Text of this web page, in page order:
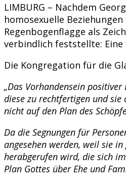
LIMBURG – Nachdem
homosexuelle
Regenbogenflagge als
verbindlich feststellte: Eine
Die Kongregation für die
„Das Vorhandensein
diese zu rechtfertigen und sie
nicht auf den Plan des
Da die Segnungen für
angesehen werden, weil sie
herabgerufen wird, die sich
Plan Gottes über Ehe und